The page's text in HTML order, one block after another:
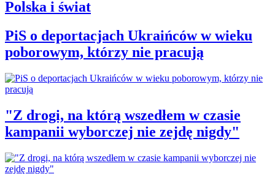
Polska i świat
PiS o deportacjach Ukraińców w wieku
poborowym, którzy nie pracują
"Z drogi, na którą wszedłem w czasie
kampanii wyborczej nie zejdę nigdy"